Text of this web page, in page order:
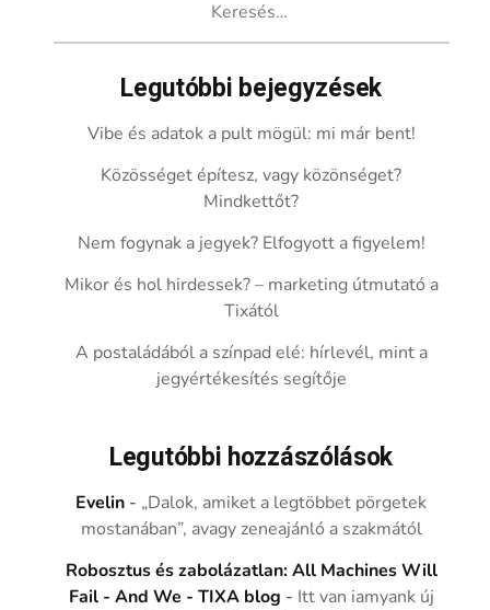
Legutóbbi bejegyzések
Vibe és adatok a pult mögül: mi már bent!
Közösséget építesz, vagy közönséget?
Mindkettőt?
Nem fogynak a jegyek? Elfogyott a figyelem!
Mikor és hol hirdessek? – marketing útmutató a
Tixától
A postaládából a színpad elé: hírlevél, mint a
jegyértékesítés segítője
Legutóbbi hozzászólások
Evelin - „Dalok, amiket a legtöbbet pörgetek
mostanában”, avagy zeneajánló a szakmától
Robosztus és zabolázatlan: All Machines Will
Fail - And We - TIXA blog - Itt van iamyank új